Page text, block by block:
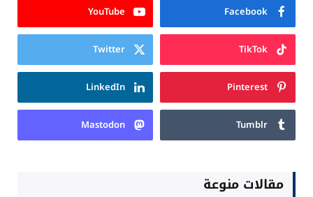
Facebook
YouTube
TikTok
Twitter
Pinterest
LinkedIn
Tumblr
Mastodon
مقالات منوعة